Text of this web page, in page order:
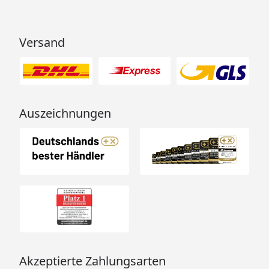
Versand
Auszeichnungen
Akzeptierte Zahlungsarten